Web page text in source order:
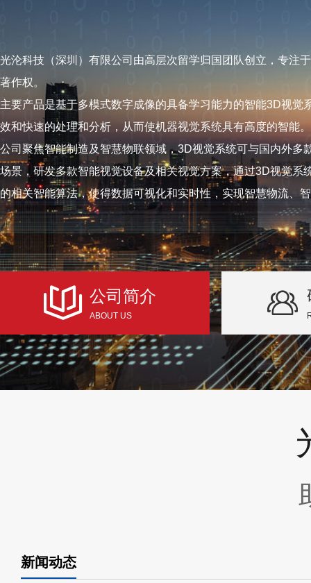
光沦科技（深圳）有限公司由高层次留学归国团队创立，专注
著作权。
主要产品是基于多模式数字成像的具备学习能力的智能3D视
效和快速的处理和分析，从而使机器视觉系统具有高度的智能
公司聚焦智能制造及智慧物联领域，3D视觉系统可与国内外
场景，研发多款智能视觉设备及相关视觉方案，通过3D视觉
的相关智能算法，使得数据可视化和实时性，实现智慧物流、
公司简介
ABOUT US
新闻动态